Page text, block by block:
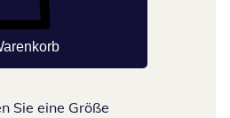
Sie eine Größe